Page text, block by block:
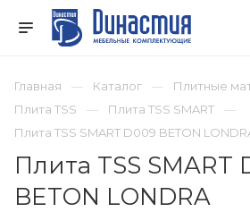
Главная Каталог
Плитные
Плита TSS
Плита TSS SMART
Плита TSS SMART D009 BETON
Плита TSS SMART
BETON LONDRA